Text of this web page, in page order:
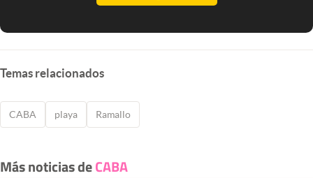
Temas relacionados
CABA playa Ramallo
Más noticias deCABA